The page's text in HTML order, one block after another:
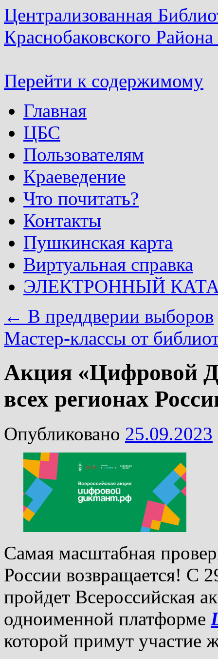
Централизованная
Краснобаковского
Перейти к содержимому
Главная
ЦБС
Пользователям
Краеведение
Что почитать?
Контакты
Пушкинская карта
Виртуальная справка
ЭЛЕКТРОННЫЙ
← В преддверии выборов
Мастер-классы от
Акция «Цифровой
всех регионах
Опубликовано 25.09.2023
Самая масштабная
России возвращается! С
пройдет Всероссийская
одноименной платформе
которой примут участие